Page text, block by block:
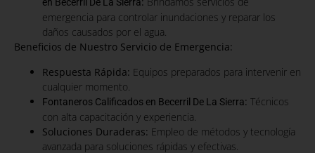
emergencia para controlar inundaciones y reparar los
daños causados por el agua.
Beneficios de Nuestro Servicio de Emergencia:
Respuesta Rápida: Equipos preparados para intervenir en
cualquier momento.
Fontaneros Calificados en Becerril De La Sierra: Técnicos
con alta capacitación y experiencia.
Soluciones Duraderas: Empleo de métodos y tecnología
avanzada para soluciones rápidas y efectivas.